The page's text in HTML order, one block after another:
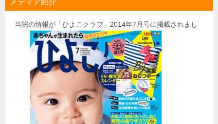
メディア紹介
当院の情報が「ひよこクラブ」2014年7月号に掲載されまし